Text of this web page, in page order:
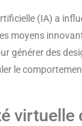
(IA) a
moyens
générer des
le